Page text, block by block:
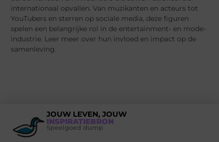
internationaal opvallen. Van muzikanten en acteurs tot
YouTubers en sterren op sociale media, deze figuren
spelen een belangrijke rol in de entertainment- en mode-
industrie. Leer meer over hun invloed en impact op de
samenleving.
JOUW LEVEN, JOUW
INSPIRATIEBRON
Speelgoed dump